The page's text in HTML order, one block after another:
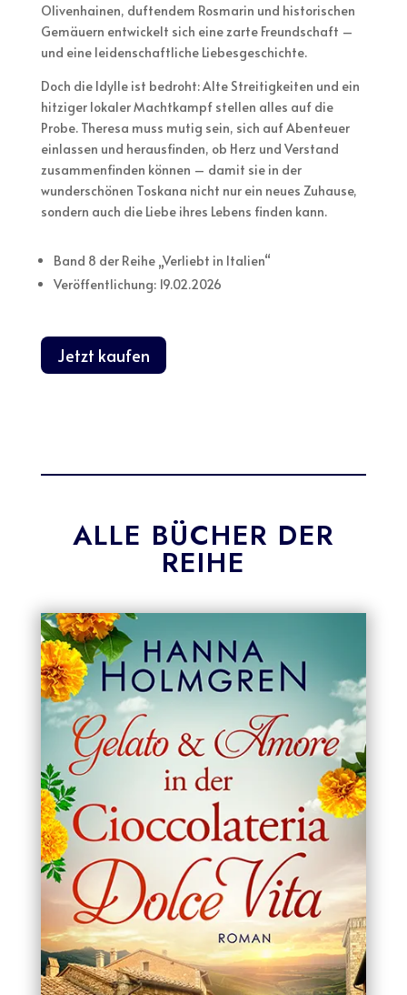
Olivenhainen, duftendem Rosmarin und historischen
Gemäuern entwickelt sich eine zarte Freundschaft –
und eine leidenschaftliche Liebesgeschichte.
Doch die Idylle ist bedroht: Alte Streitigkeiten und ein
hitziger lokaler Machtkampf stellen alles auf die
Probe. Theresa muss mutig sein, sich auf Abenteuer
einlassen und herausfinden, ob Herz und Verstand
zusammenfinden können – damit sie in der
wunderschönen Toskana nicht nur ein neues Zuhause,
sondern auch die Liebe ihres Lebens finden kann.
Band 8 der Reihe „Verliebt in Italien“
Veröffentlichung: 19.02.2026
Jetzt kaufen
ALLE BÜCHER DER
REIHE